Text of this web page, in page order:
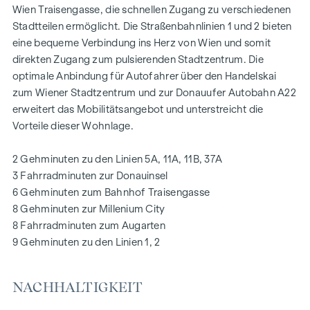
den heißesten Tagen.
AUSSTATTUNG
Eichenparkettböden
Stilvolle Markenfliesen
Außenliegender, elektrischer Sonnenschutz
Klimaanlage im DG
Photovoltaikanlage am Dach
Digitale Gegensprechanlage und
schwarzes Brett über Handyapp
Smarte Hausverwaltungs-App „puck“
HIGHLIGHTS
Gärten, Balkone, Loggien, Dachterrassen
Wien Traisengasse, die schnellen Zugang zu verschiedenen
Stadtteilen ermöglicht. Die Straßenbahnlinien 1 und 2 bieten
eine bequeme Verbindung ins Herz von Wien und somit
direkten Zugang zum pulsierenden Stadtzentrum. Die
optimale Anbindung für Autofahrer über den Handelskai
zum Wiener Stadtzentrum und zur Donauufer Autobahn A22
erweitert das Mobilitätsangebot und unterstreicht die
Vorteile dieser Wohnlage.
2 Gehminuten zu den Linien 5A, 11A, 11B, 37A
3 Fahrradminuten zur Donauinsel
6 Gehminuten zum Bahnhof Traisengasse
8 Gehminuten zur Millenium City
8 Fahrradminuten zum Augarten
9 Gehminuten zu den Linien 1, 2
NACHHALTIGKEIT